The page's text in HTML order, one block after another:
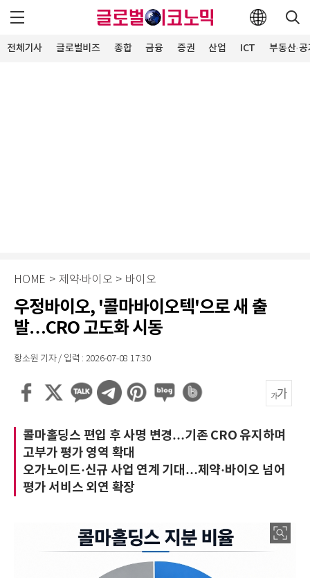
전체기사 글로벌비즈 종합 금융 증권 산업 ICT 부동산·
HOME > 제약∙바이오 > 바이오
우정바이오, '콜마바이오텍'으로 새 출
발…CRO 고도화 시동
황소원 기자 / 입력 : 2026-07-08 17:30
콜마홀딩스 편입 후 사명 변경…기존 CRO 유지하며
고부가 평가 영역 확대
오가노이드·신규 사업 연계 기대…제약·바이오 넘어
평가 서비스 외연 확장